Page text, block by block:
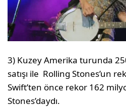
3) Kuzey Amerika turunda
satışı ile Rolling Stones’un
Swift’ten önce rekor 162
Stones’daydı.